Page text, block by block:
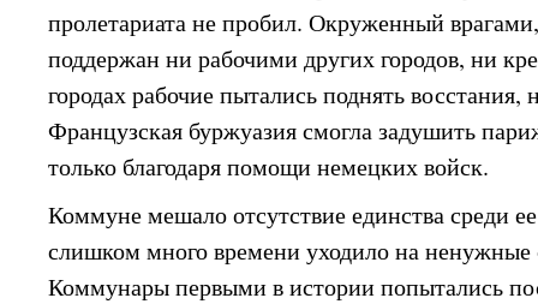
пролетариата не пробил. Окруженный
поддержан ни рабочими других городов, ни
городах рабочие пытались поднять
Французская буржуазия смогла задушить
только благодаря помощи немецких войск.
Коммуне мешало отсутствие единства среди
слишком много времени уходило на ненужные
Коммунары первыми в истории попытались